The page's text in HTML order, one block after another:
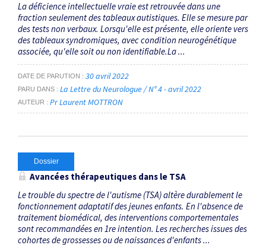
La déficience intellectuelle vraie est retrouvée dans une
fraction seulement des tableaux autistiques. Elle se mesure par
des tests non verbaux. Lorsqu'elle est présente, elle oriente vers
des tableaux syndromiques, avec condition neurogénétique
associée, qu'elle soit ou non identifiable.La ...
DATE DE PARUTION 30 avril 2022
PARU DANS La Lettre du Neurologue / N° 4 - avril 2022
AUTEUR Pr Laurent MOTTRON
Dossier
Avancées thérapeutiques dans le TSA
Le trouble du spectre de l'autisme (TSA) altère durablement le
fonctionnement adaptatif des jeunes enfants. En l'absence de
traitement biomédical, des interventions comportementales
sont recommandées en 1re intention. Les recherches issues des
cohortes de grossesses ou de naissances d'enfants ...